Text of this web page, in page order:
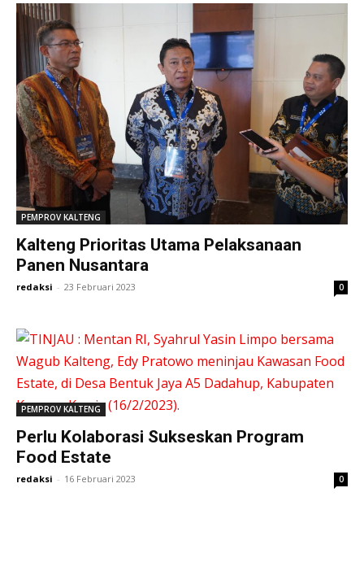
PEMPROV KALTENG
Kalteng Prioritas Utama Pelaksanaan
Panen Nusantara
redaksi - 23 Februari 2023 0
PEMPROV KALTENG
Perlu Kolaborasi Sukseskan Program
Food Estate
redaksi - 16 Februari 2023 0